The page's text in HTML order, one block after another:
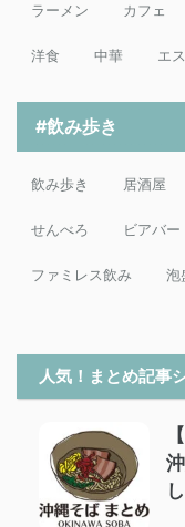
ラーメン カフェ
洋食 中華 エ
#飲み歩き
飲み歩き 居酒屋
せんべろ ビアバー
ファミレス飲み 泡
人気！まとめ記事